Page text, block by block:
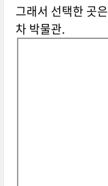
그래서 선택한 곳
차 박물관.